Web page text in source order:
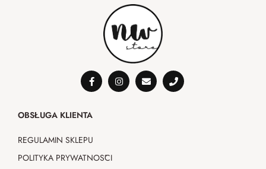
OBSŁUGA KLIENTA
REGULAMIN SKLEPU
POLITYKA PRYWATNOŚCI